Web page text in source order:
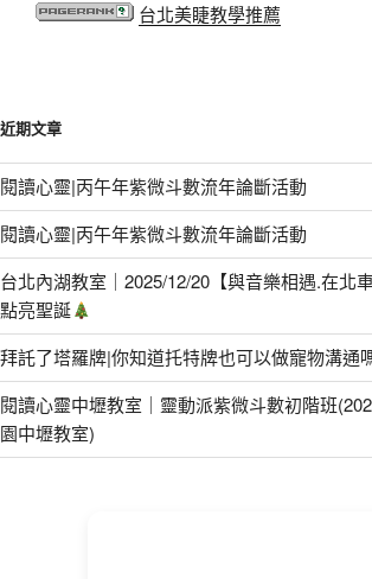
台北美睫教學推薦
近期文章
閱讀心靈|丙午年紫微斗數流年論斷活動
閱讀心靈|丙午年紫微斗數流年論斷活動
台北內湖教室｜2025/12/20【與音樂相遇.在北
點亮聖誕
拜託了塔羅牌|你知道托特牌也可以做寵物溝通
閱讀心靈中壢教室｜靈動派紫微斗數初階班
園中壢教室)